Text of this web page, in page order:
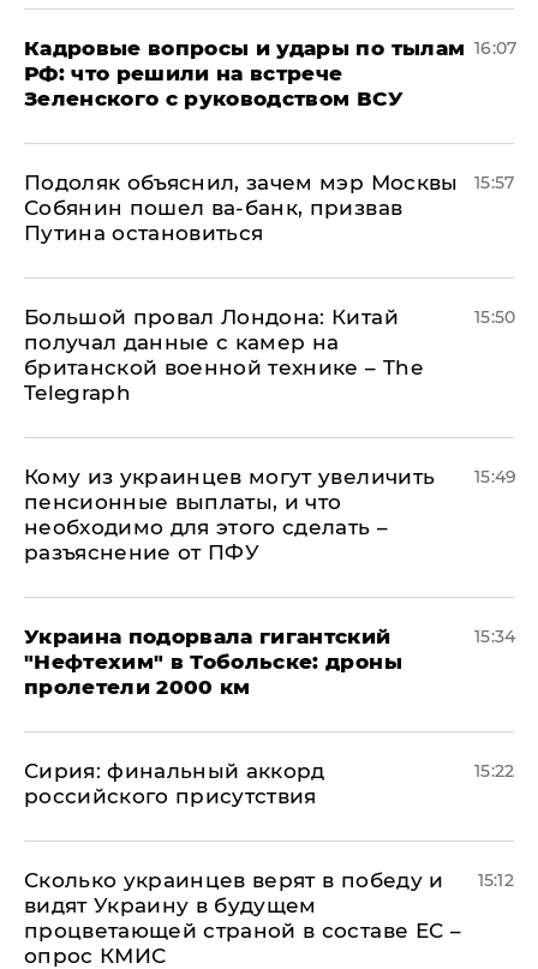
Кадровые вопросы и удары по тылам
РФ: что решили на встрече
Зеленского с руководством ВСУ
16:07
Подоляк объяснил, зачем мэр Москвы
Собянин пошел ва-банк, призвав
Путина остановиться
15:57
Большой провал Лондона: Китай
получал данные с камер на
британской военной технике – The
Telegraph
15:50
Кому из украинцев могут увеличить
пенсионные выплаты, и что
необходимо для этого сделать –
разъяснение от ПФУ
15:49
Украина подорвала гигантский
"Нефтехим" в Тобольске: дроны
пролетели 2000 км
15:34
​Сирия: финальный аккорд
российского присутствия
15:22
Сколько украинцев верят в победу и
видят Украину в будущем
процветающей страной в составе ЕС –
опрос КМИС
15:12